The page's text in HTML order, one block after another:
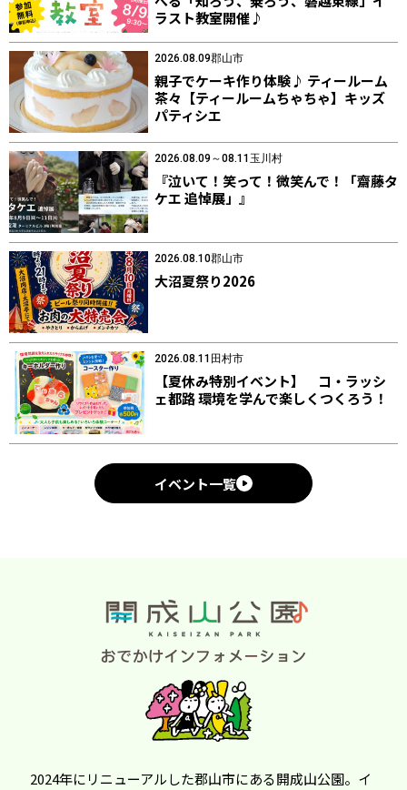
ラスト教室開催♪
2026.08.09郡山市
親子でケーキ作り体験♪ ティールーム
茶々【ティールームちゃちゃ】キッズ
パティシエ
2026.08.09～08.11 玉川村
『泣いて！笑って！微笑んで！「齋藤タ
ケエ 追悼展」』
2026.08.10郡山市
大沼夏祭り2026
2026.08.11 田村市
【夏休み特別イベント】 コ・ラッシ
ェ都路 環境を学んで楽しくつくろう！
イベント一覧
2024年にリニューアルした郡山市にある開成山公園。イ